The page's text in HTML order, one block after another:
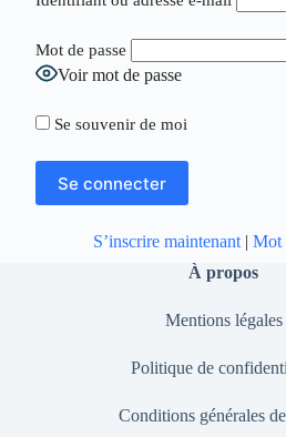
Mot de passe
Voir mot de passe
Se souvenir de moi
S’inscrire maintenant| Mot
À propos
Mentions légales
Politique de
Conditions générales